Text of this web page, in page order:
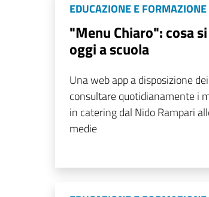
EDUCAZIONE E FORMAZIONE
"Menu Chiaro": cosa
oggi a scuola
Una web app a disposizione
consultare quotidianamente i
in catering dal Nido Rampari
medie